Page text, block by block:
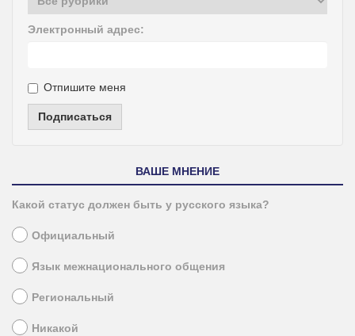
Электронный адрес:
Отпишите меня
Подписаться
ВАШЕ МНЕНИЕ
Какой статус должен быть у русского языка?
Официальный
Язык межнационального общения
Региональный
Никакой